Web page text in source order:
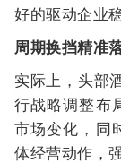
好的驱动企业
周期换挡精准
实际上，头部
行战略调整布
市场变化，同
体经营动作，